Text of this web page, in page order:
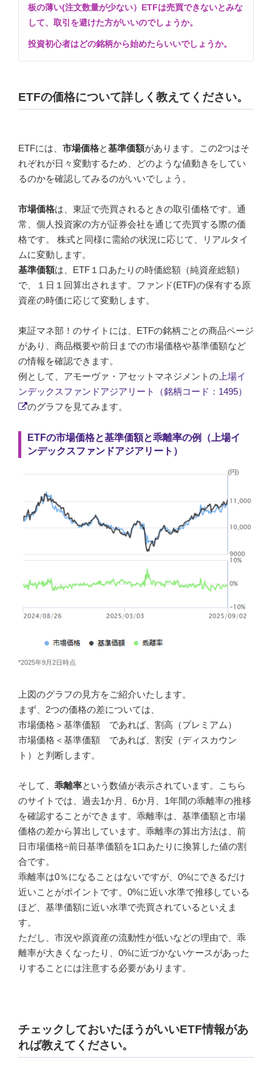
板の薄い(注文数量が少ない）ETFは売買できないとみな
して、取引を避けた方がいいのでしょうか。
投資初心者はどの銘柄から始めたらいいでしょうか。
ETFの価格について詳しく教えてください。
ETFには、 市場価格と基準価額があります。この2つはそ
れぞれが日々変動するため、どのような値動きをしてい
るのかを確認してみるのがいいでしょう。
市場価格は、東証で売買されるときの取引価格です。通
常、個人投資家の方が証券会社を通じて売買する際の価
格です。 株式と同様に需給の状況に応じて、リアルタイ
ムに変動します。
基準価額は、ETF１口あたりの時価総額（純資産総額）
で、１日１回算出されます。ファンド(ETF)の保有する原
資産の時価に応じて変動します。
東証マネ部！のサイトには、ETFの銘柄ごとの商品ページ
があり、商品概要や前日までの市場価格や基準価額など
の情報を確認できます。
例として、アモーヴァ・アセットマネジメントの 上場イ
ンデックスファンドアジアリート（銘柄コード：1495）
のグラフを見てみます。
ETFの市場価格と基準価額と乖離率の例（上場イ
ンデックスファンドアジアリート）
*2025年9月2日時点
上図のグラフの見方をご紹介いたします。
まず、2つの価格の差については、
市場価格＞基準価額 であれば、割高（プレミアム）
市場価格＜基準価額 であれば、割安（ディスカウン
ト）と判断します。
そして、 乖離率という数値が表示されています。こちら
のサイトでは、過去1か月、6か月、1年間の乖離率の推移
を確認することができます。乖離率は、基準価額と市場
価格の差から算出しています。乖離率の算出方法は、前
日市場価格÷前日基準価額を1口あたりに換算した値の割
合です。
乖離率は0％になることはないですが、0%にできるだけ
近いことがポイントです。0%に近い水準で推移している
ほど、基準価額に近い水準で売買されているといえま
す。
ただし、市況や原資産の流動性が低いなどの理由で、乖
離率が大きくなったり、0%に近づかないケースがあった
りすることには注意する必要があります。
チェックしておいたほうがいいETF情報があ
れば教えてください。